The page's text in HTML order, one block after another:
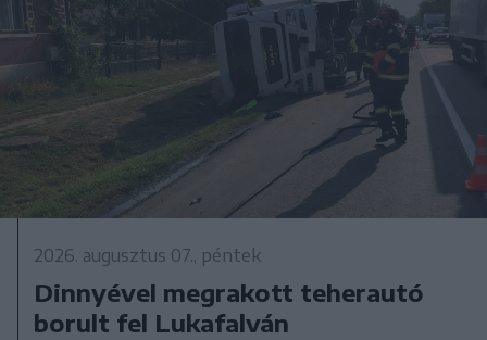
2026. augusztus 07., péntek
Dinnyével megrakott teherautó
borult fel Lukafalván